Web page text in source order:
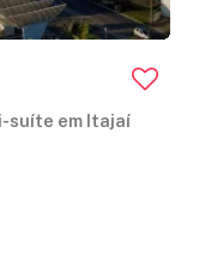
suíte em Itajaí